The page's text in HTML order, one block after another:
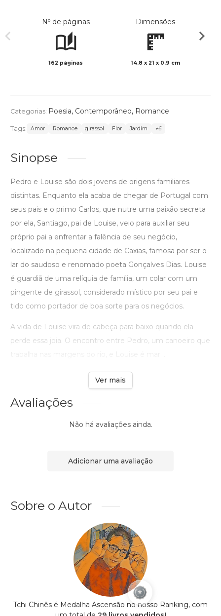
Nº de páginas
162 páginas
Dimensões
14.8 x 21 x 0.9 cm
Categorias: Poesia, Contemporâneo, Romance
Tags: Amor Romance girassol Flor Jardim +6
Sinopse
Pedro e Louise são dois jovens de origens familiares
distintas. Enquanto ela acaba de chegar de Portugal com
seus pais e o primo Carlos, que nutre uma paixão secreta
por ela, Santiago, pai de Louise, veio para auxiliar seu
próprio pai a enfrentar a falência de seu negócio,
localizado na pequena cidade de Caxias, famosa por ser o
lar do saudoso e renomado poeta Gonçalves Dias. Louise
é guardiã de uma relíquia de família, um colar com um
pingente de girassol, considerado místico por seu pai e
tido como portador de boa sorte para os negócios.
A vida de Louise vira de cabeça para baixo quando ela
perde essa joia. O encontro entre Pedro, um canoeiro que
Ver mais
Avaliações
Não há avaliações ainda.
Adicionar uma avaliação
Sobre o Autor
Tchi Chinês é Medalha Ascensão no nosso Ranking, com